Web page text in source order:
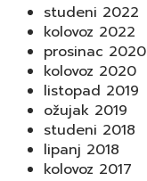
studeni 2022
kolovoz 2022
prosinac 2020
kolovoz 2020
listopad 2019
ožujak 2019
studeni 2018
lipanj 2018
kolovoz 2017